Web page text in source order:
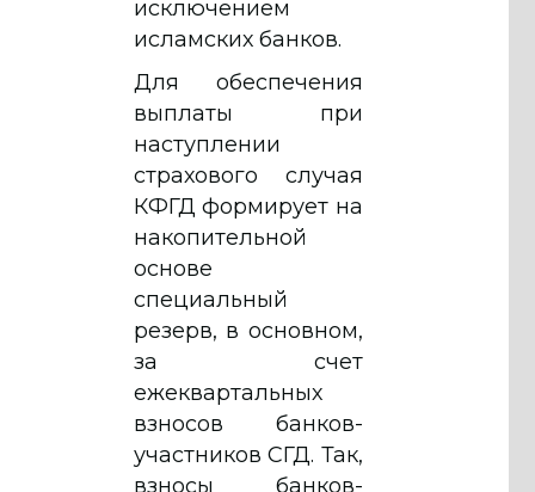
исключением
исламских банков.
Для обеспечения
выплаты при
наступлении
страхового случая
КФГД формирует на
накопительной
основе
специальный
резерв, в основном,
за счет
ежеквартальных
взносов банков-
участников СГД. Так,
взносы банков-